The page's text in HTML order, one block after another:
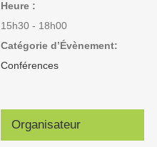
Heure :
15h30 - 18h00
Catégorie d’Évènement:
Conférences
Organisateur